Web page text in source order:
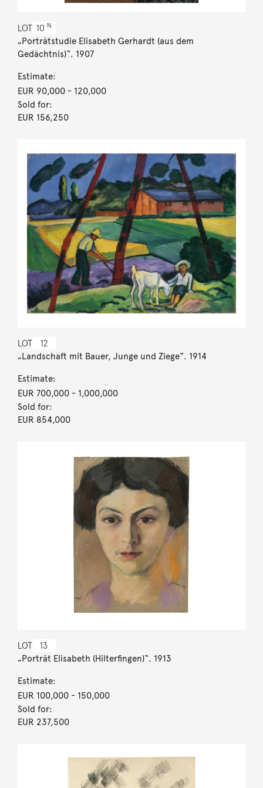
LOT 10 N
„Porträtstudie Elisabeth Gerhardt (aus dem
Gedächtnis)“. 1907
Estimate:
EUR 90,000- 120,000
Sold for:
EUR 156,250
LOT 12
„Landschaft mit Bauer, Junge und Ziege“. 1914
Estimate:
EUR 700,000- 1,000,000
Sold for:
EUR 854,000
LOT 13
„Porträt Elisabeth (Hilterfingen)“. 1913
Estimate:
EUR 100,000- 150,000
Sold for:
EUR 237,500